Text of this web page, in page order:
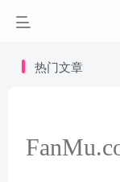
热门文章